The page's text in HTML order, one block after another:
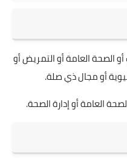
الصحة العامة أو التمريض أو
أو مجال ذي صلة.
العامة أو إدارة الصحة.